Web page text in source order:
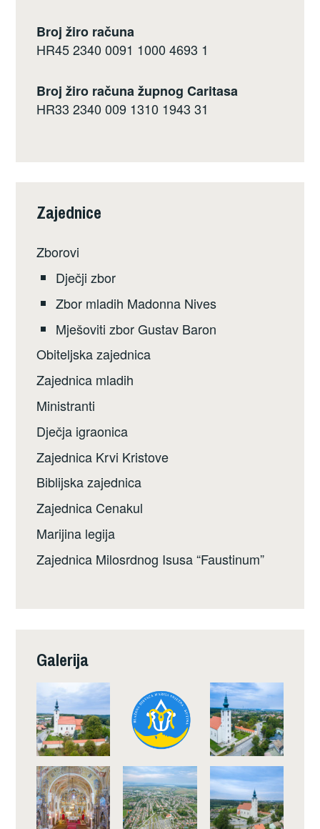
Broj žiro računa
HR45 2340 0091 1000 4693 1
Broj žiro računa župnog Caritasa
HR33 2340 009 1310 1943 31
Zajednice
Zborovi
Dječji zbor
Zbor mladih Madonna Nives
Mješoviti zbor Gustav Baron
Obiteljska zajednica
Zajednica mladih
Ministranti
Dječja igraonica
Zajednica Krvi Kristove
Biblijska zajednica
Zajednica Cenakul
Marijina legija
Zajednica Milosrdnog Isusa “Faustinum”
Galerija